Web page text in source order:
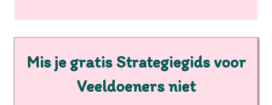
Mis je gratis Strategiegids voor
Veeldoeners niet